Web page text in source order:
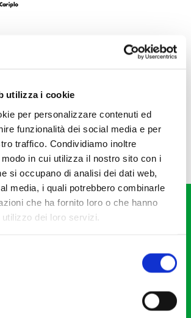
utilizza i cookie
per personalizzare contenuti ed
funzionalità dei social media e per
traffico. Condividiamo inoltre
in cui utilizza il nostro sito con i
si occupano di analisi dei dati web,
media, i quali potrebbero combinarle
che ha fornito loro o che hanno
dei loro servizi.